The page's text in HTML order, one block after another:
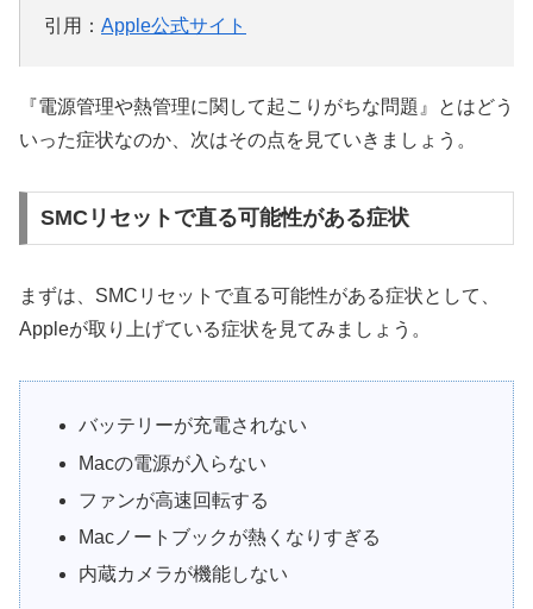
引用： Apple公式サイト
『電源管理や熱管理に関して起こりがちな問題』とはどう
いった症状なのか、次はその点を見ていきましょう。
SMCリセットで直る可能性がある症状
まずは、SMCリセットで直る可能性がある症状として、
Appleが取り上げている症状を見てみましょう。
バッテリーが充電されない
Macの電源が入らない
ファンが高速回転する
Macノートブックが熱くなりすぎる
内蔵カメラが機能しない